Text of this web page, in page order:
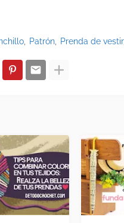
Patrón Prenda de vestir